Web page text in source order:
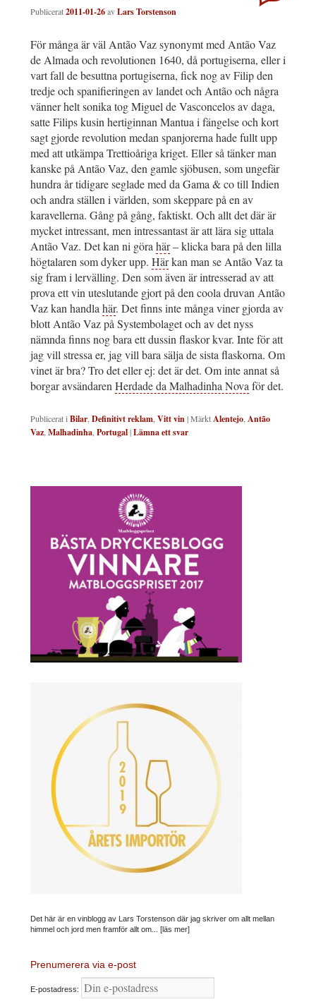
Publicerat2011-01-26avLars Torstenson
För många är väl Antão Vaz synonymt med Antão Vaz
de Almada och revolutionen 1640, då portugiserna, eller i
vart fall de besuttna portugiserna, fick nog av Filip den
tredje och spanifieringen av landet och Antão och några
vänner helt sonika tog Miguel de Vasconcelos av daga,
satte Filips kusin hertiginnan Mantua i fängelse och kort
sagt gjorde revolution medan spanjorerna hade fullt upp
med att utkämpa Trettioåriga kriget. Eller så tänker man
kanske på Antão Vaz, den gamle sjöbusen, som ungefär
hundra år tidigare seglade med da Gama & co till Indien
och andra ställen i världen, som skeppare på en av
karavellerna. Gång på gång, faktiskt. Och allt det där är
mycket intressant, men intressantast är att lära sig uttala
Antão Vaz. Det kan ni göra här– klicka bara på den lilla
högtalaren som dyker upp. Härkan man se Antão Vaz ta
sig fram i lervälling. Den som även är intresserad av att
prova ett vin uteslutande gjort på den coola druvan Antão
Vaz kan handla här. Det finns inte många viner gjorda av
blott Antão Vaz på Systembolaget och av det nyss
nämnda finns nog bara ett dussin flaskor kvar. Inte för att
jag vill stressa er, jag vill bara sälja de sista flaskorna. Om
vinet är bra? Tro det eller ej: det är det. Om inte annat så
borgar avsändaren Herdade da Malhadinha Nova för det.
Publicerat i Bilar Definitivt reklam Vitt vin|MärktAlentejo Antão
Vaz Malhadinha Portugal|Lämna ett svar
Det här är en vinblogg av Lars Torstenson där jag skriver om allt mellan
himmel och jord men framför allt om... [läs mer]
Prenumerera via e-post
E-postadress: